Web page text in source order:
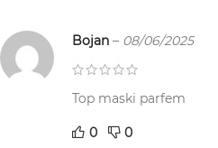
Bojan – 08/06/2025
Top maski parfem
0 0